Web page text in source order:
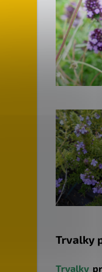
Trvalky
Trvalky